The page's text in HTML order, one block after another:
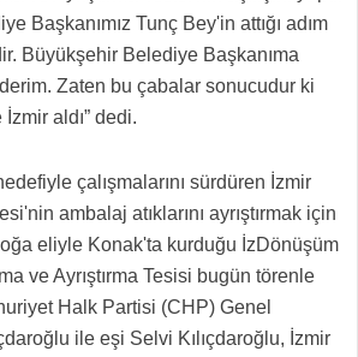
Başkanımız Tunç Bey'in attığı adım
Büyükşehir Belediye Başkanıma
Zaten bu çabalar sonucudur ki
aldı” dedi.
çalışmalarını sürdüren İzmir
ambalaj atıklarını ayrıştırmak için
eliyle Konak'ta kurduğu İzDönüşüm
ve Ayrıştırma Tesisi bugün törenle
Halk Partisi (CHP) Genel
ile eşi Selvi Kılıçdaroğlu, İzmir